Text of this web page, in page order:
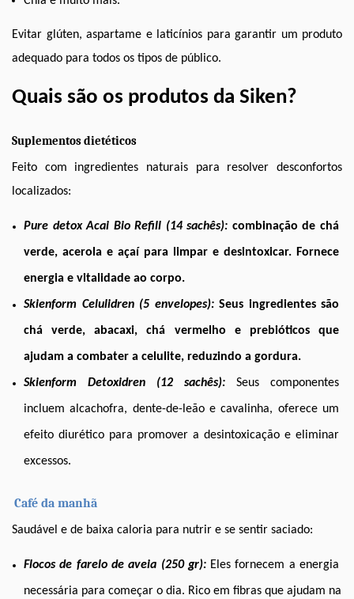
Evitar glúten, aspartame e laticínios para garantir um produto
adequado para todos os tipos de público.
Quais são os produtos da Siken?
Suplementos dietéticos
Feito com ingredientes naturais para resolver desconfortos
localizados:
Pure detox Acai Bio Refill (14 sachês): combinação de chá
verde, acerola e açaí para limpar e desintoxicar. Fornece
energia e vitalidade ao corpo.
Skienform Celulidren (5 envelopes): Seus ingredientes são
chá verde, abacaxi, chá vermelho e prebióticos que
ajudam a combater a celulite, reduzindo a gordura.
Skienform Detoxidren (12 sachês): Seus componentes
incluem alcachofra, dente-de-leão e cavalinha, oferece um
efeito diurético para promover a desintoxicação e eliminar
excessos.
Café da manhã
Saudável e de baixa caloria para nutrir e se sentir saciado:
Flocos de farelo de aveia (250 gr): Eles fornecem a energia
necessária para começar o dia. Rico em fibras que ajudam na